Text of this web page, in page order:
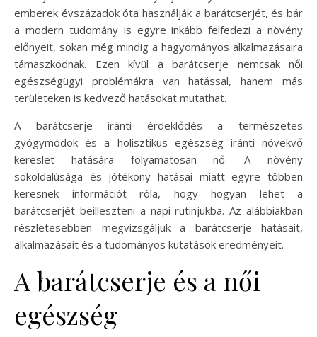
emberek évszázadok óta használják a barátcserjét, és bár
a modern tudomány is egyre inkább felfedezi a növény
előnyeit, sokan még mindig a hagyományos alkalmazásaira
támaszkodnak. Ezen kívül a barátcserje nemcsak női
egészségügyi problémákra van hatással, hanem más
területeken is kedvező hatásokat mutathat.
A barátcserje iránti érdeklődés a természetes
gyógymódok és a holisztikus egészség iránti növekvő
kereslet hatására folyamatosan nő. A növény
sokoldalúsága és jótékony hatásai miatt egyre többen
keresnek információt róla, hogy hogyan lehet a
barátcserjét beilleszteni a napi rutinjukba. Az alábbiakban
részletesebben megvizsgáljuk a barátcserje hatásait,
alkalmazásait és a tudományos kutatások eredményeit.
A barátcserje és a női
egészség